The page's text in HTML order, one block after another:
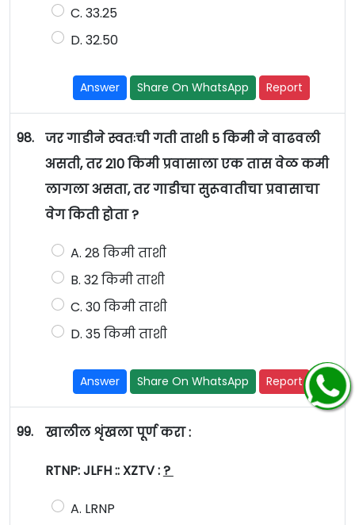
C. 33.25
D. 32.50
Answer Share On WhatsApp Report
98.
जर गाडीने स्वतःची गती ताशी 5 किमी ने वाढवली
असती, तर 210 किमी प्रवासाला एक तास वेळ कमी
लागला असता, तर गाडीचा सुरूवातीचा प्रवासाचा
वेग किती होता ?
A. 28 किमी ताशी
B. 32 किमी ताशी
C. 30 किमी ताशी
D. 35 किमी ताशी
Answer Share On WhatsApp Report
99. खालील शृंखला पूर्ण करा :
RTNP: JLFH :: XZTV :?
A. LRNP